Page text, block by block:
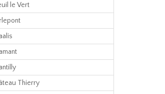
le Vert
Thierry